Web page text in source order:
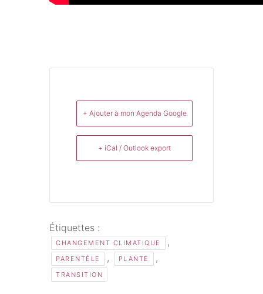
+ Ajouter à mon Agenda Google
+ iCal / Outlook export
Étiquettes :
CHANGEMENT CLIMATIQUE ,
PARENTÈLE , PLANTE ,
TRANSITION